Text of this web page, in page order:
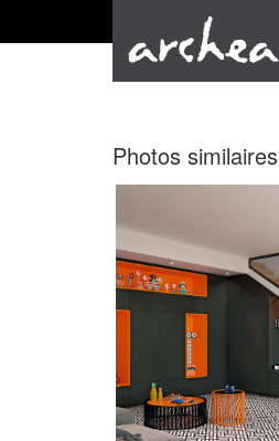
Photos similaires